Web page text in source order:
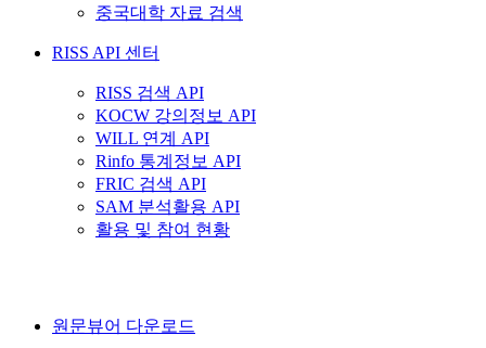
중국대학 자료 검색
RISS API 센터
RISS 검색 API
KOCW 강의정보 API
WILL 연계 API
Rinfo 통계정보 API
FRIC 검색 API
SAM 분석활용 API
활용 및 참여 현황
원문뷰어 다운로드